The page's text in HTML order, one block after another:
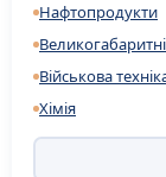
Нафтопродукти
Військова
Хімія